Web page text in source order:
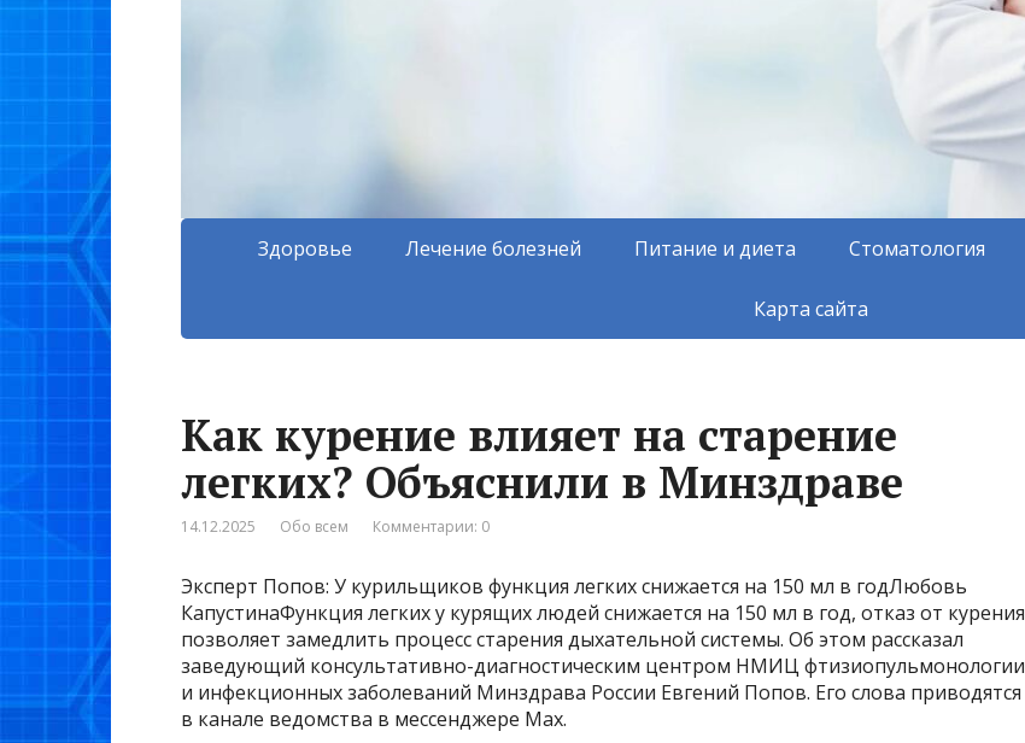
Здоровье Лечение болезней Питание и диета Стоматология
Карта сайта
Как курение влияет на старение
легких? Объяснили в Минздраве
14.12.2025 Обо всем Комментарии: 0
Эксперт Попов: У курильщиков функция легких снижается на 150 мл в годЛюбовь
КапустинаФункция легких у курящих людей снижается на 150 мл в год, отказ от курения
позволяет замедлить процесс старения дыхательной системы. Об этом рассказал
заведующий консультативно-диагностическим центром НМИЦ фтизиопульмонологии
и инфекционных заболеваний Минздрава России Евгений Попов. Его слова приводятся
в канале ведомства в мессенджере Max.